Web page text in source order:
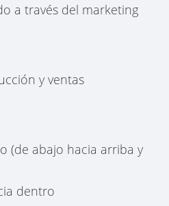
a través del marketing
y ventas
(de abajo hacia arriba y
dentro